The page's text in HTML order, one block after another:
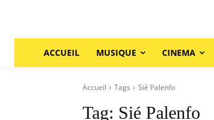
ACCUEIL MUSIQUE CINEMA
Accueil Tags Sié Palenfo
Tag: Sié Palenfo